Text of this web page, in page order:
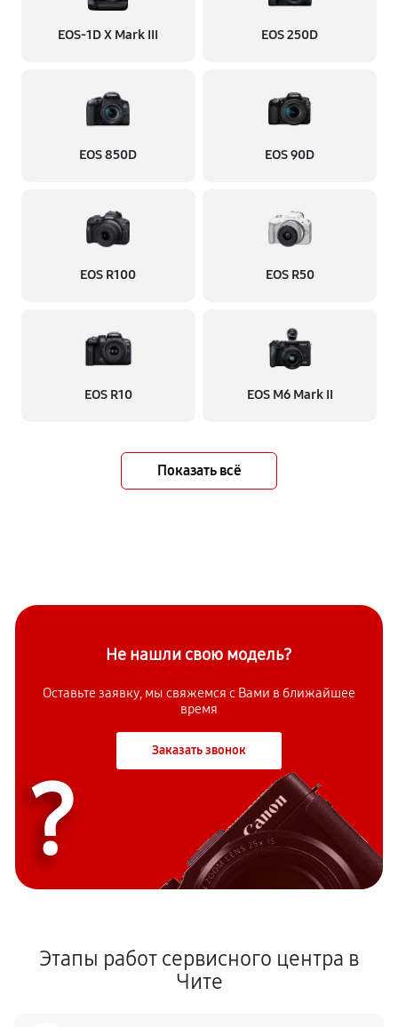
EOS‑1D X Mark III EOS 250D
EOS 850D EOS 90D
EOS R100 EOS R50
EOS R10 EOS M6 Mark II
Показать всё
Не нашли свою модель?
Оставьте заявку, мы свяжемся с Вами в ближайшее
время
Заказать звонок
?
Этапы работ сервисного центра в
Чите